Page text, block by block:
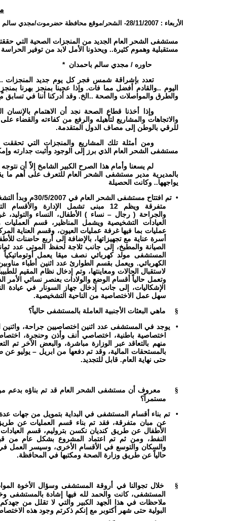
الأربعاء : 28/11/2007 - الشحر/موقع محافظة حضرموت/مجدي سالم
مستشفى الشحر العام الجديد من المنجزات الصحية التي
مستقبلية وهموم كثيرة.. ويحذونا الأمل لابد من توفير
حاوره / مجدي سالم باحمدان *
تعدد بإشراقة شمس فجر كل يوم جديد المنجزات
اليوم ..والقادم أفضل مما فات. وإذا عجبنا بمنجز بهرنا
والطرق والمواصلات والصحة ..الخ. وقد أدركنا أننا في
وإذا أخذنا قطاع الصحة نجد أن الاهتمام
والاتجاهات والمشاريع لتأهيله والرفع من كفاءته والقضاء
للرقي بالوطن إلى مصاف الدول المتقدمة.
ومن أمثلة تلك المشاريع والمنجزات التي
مستشفى الشحر العام الذي برز إلى الوجود وأثبت جدارته
لم يسعنا وأمام هذا الصرح الكبير الشامخ إلاّ أن
بالمديرية مدير مستشفى الشحر العام للتعرف على أهم ما
يواجهها.. وكانت الحصيلة
• تم افتتاح مستشفى الشحر العام في 30/5/2007م وبدأ التشغيل فيه في أكتوبر من العام نفسه،
متفرقة ويظم 12 مبنى تشمل الإدارة
والجراحة ( رجال – نساء ) الأطفال، النساء والتوليد،
العيادات التشخيصية ويشمل المناظير، قسم
عمليات بما فيها غرفة عمليات العيون، وقسم العناية
أسرة عناية مع تجهيزاتها، بالإضافة إلى أربع حاضنات
الصيانة والمطبخ، إلى جانب ثلاجة لحفظ الموتى عدد
المستشفى مولد كهربائي نصف ميقا يعمل أوتوماتيكياً
الكهربائي. ويعمل بقسم الطوارئ عدد اثنين أطباء
لاستقبال الحالات ومعاينتها، وتم إدخال نظام المقيم
وتعمل حالياً أقسام الوضع والولادات بعنصر نسائي الأمر
الإشكاليات، إلى جانب إدخال جهاز السونار في عيادة
سهل عمل الاختصاصية من الناحية التشخيصية.
§ ماهي البعثات الأجنبية العاملة بالمستشفى حالياً؟
•
يوجد في المستشفى عدد اثنين اختصاصيين جراحة،
اختصاصية باطنية، اختصاصي أنف وأذن وحنجرة،
منهم بالتعاقد عبر الوزارة مباشرة، والبعض الآخر
بالمستحقات المالية، وقد تم دفعها من ابريل – يوليو
حتى نهاية العام. قابل للتجديد.
§
معروف أن مستشفى الشحر العام قد تم بناؤه بدعم من
مستمراً؟
• تم بناء أقسام المستشفى في البداية بتمويل من جهات
عن مبان متفرقة، فقد تم بناء قسم العمليات عن
الأطفال عن طريق كنديان نكسن بتروليم، قسم
النفط، ومن ثم تم اعتماد المشروع بشكل عام من
والسكان والتوسع في الأقسام الأخرى، وسيسر العمل
حالياً عن طريق وزارة الصحة ومكتبها في المحافظة.
§
خلال تجوالنا في أروقة المستشفى وسؤال الأخوة
المستشفى، كانت والحمد لله فيها إشادة بالمستشفى
ملاحظات في هذا الجهد الكبير والتي لا تقلل من
البولية حتى شهر أكتوبر مع إنكم ذكرتم وجود هذه